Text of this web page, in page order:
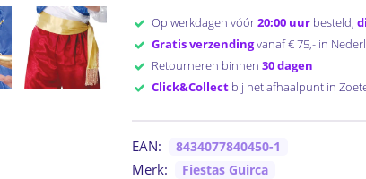
Op werkdagen vóór20:00 uur besteld,
Gratis verzendingvanaf € 75,- in
Retourneren binnen30 dagen
Click&Collect bij het afhaalpunt in
EAN: 8434077840450-1
Merk: Fiestas Guirca